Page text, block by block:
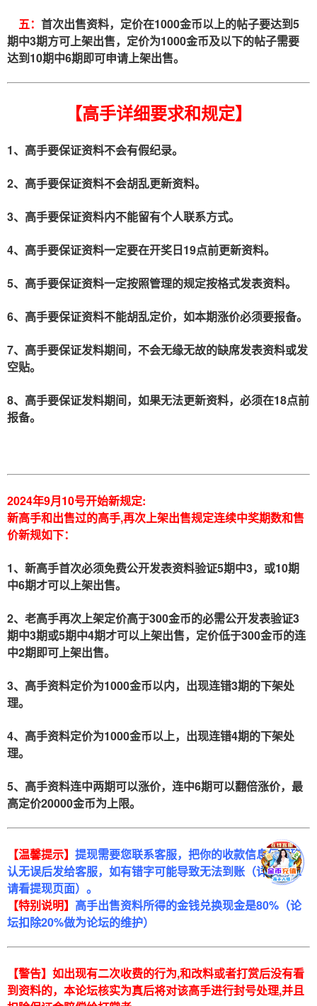
五： 首次出售资料，定价在1000金币以上的帖子要达到5
期中3期方可上架出售，定价为1000金币及以下的帖子需要
达到10期中6期即可申请上架出售。
【高手详细要求和规定】
1、高手要保证资料不会有假纪录。
2、高手要保证资料不会胡乱更新资料。
3、高手要保证资料内不能留有个人联系方式。
4、高手要保证资料一定要在开奖日19点前更新资料。
5、高手要保证资料一定按照管理的规定按格式发表资料。
6、高手要保证资料不能胡乱定价，如本期涨价必须要报备。
7、高手要保证发料期间，不会无缘无故的缺席发表资料或发
空贴。
8、高手要保证发料期间，如果无法更新资料，必须在18点前
报备。
2024年9月10号开始新规定:
新高手和出售过的高手,再次上架出售规定连续中奖期数和售
价新规如下：
1、新高手首次必须免费公开发表资料验证5期中3，或10期
中6期才可以上架出售。
2、老高手再次上架定价高于300金币的必需公开发表验证3
期中3期或5期中4期才可以上架出售，定价低于300金币的连
中2期即可上架出售。
3、高手资料定价为1000金币以内，出现连错3期的下架处
理。
4、高手资料定价为1000金币以上，出现连错4期的下架处
理。
5、高手资料连中两期可以涨价，连中6期可以翻倍涨价，最
高定价20000金币为上限。
【温馨提示】 提现需要您联系客服，把你的收款信息仔细确
认无误后发给客服，如有错字可能导致无法到账（详细要求
请看提现页面）。
【特别说明】 高手出售资料所得的金钱兑换现金是80%（论
坛扣除20%做为论坛的维护）
【警告】如出现有二次收费的行为,和改料或者打赏后没有看
到资料的，本论坛核实为真后将对该高手进行封号处理,并且